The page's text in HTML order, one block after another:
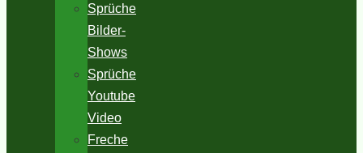
Sprüche
Bilder-
Shows
Sprüche
Youtube
Video
Freche